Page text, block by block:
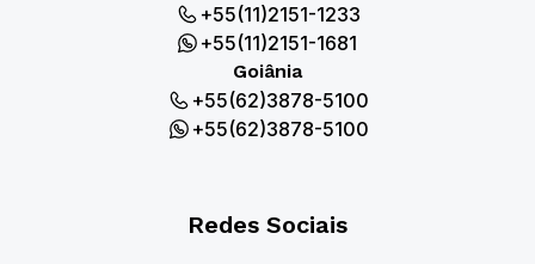
+55(11)2151-1233
+55(11)2151-1681
Goiânia
+55(62)3878-5100
+55(62)3878-5100
Redes Sociais